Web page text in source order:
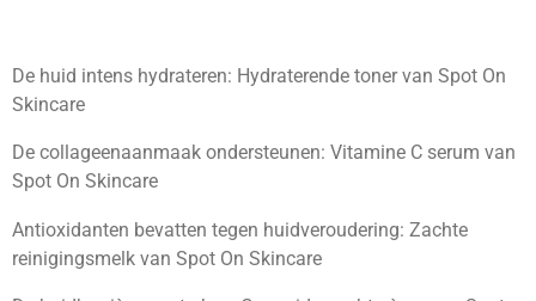
De huid intens hydrateren: Hydraterende toner van Spot On
Skincare
De collageenaanmaak ondersteunen: Vitamine C serum van
Spot On Skincare
Antioxidanten bevatten tegen huidveroudering: Zachte
reinigingsmelk van Spot On Skincare